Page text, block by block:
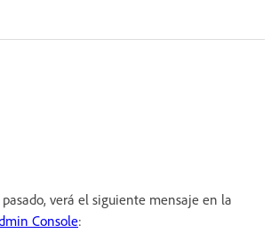
verá el siguiente mensaje en la
Console: